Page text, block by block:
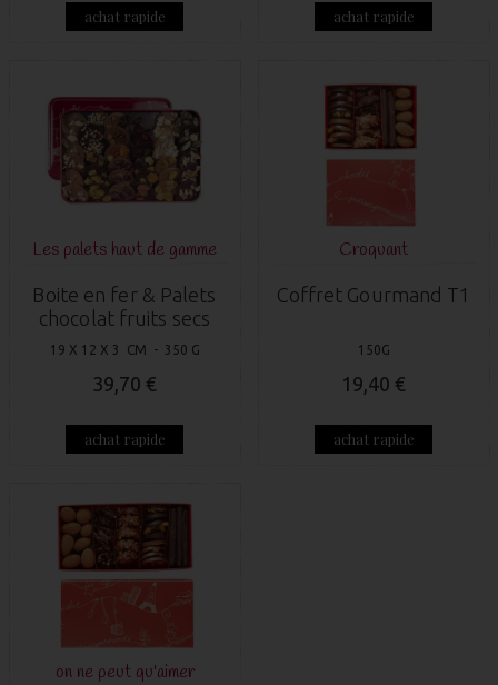
achat rapide achat rapide
Les palets haut de gamme
Boite en fer & Palets
chocolat fruits secs
19 X 12 X 3 CM - 350 G
39,70 €
achat rapide
Croquant
Coffret Gourmand T1
150G
19,40 €
achat rapide
on ne peut qu'aimer